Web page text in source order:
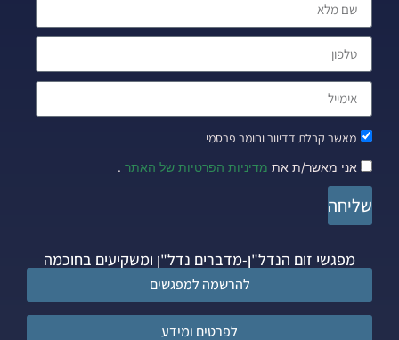
מאשר קבלת דדיוור וחומר פרסמי
אני מאשר/ת את מדיניות הפרטיות של האתר .
שליחה
מפגשי זום הנדל"ן-מדברים נדל"ן ומשקיעים בחוכמה
להרשמה למפגשים
לפרטים ומידע